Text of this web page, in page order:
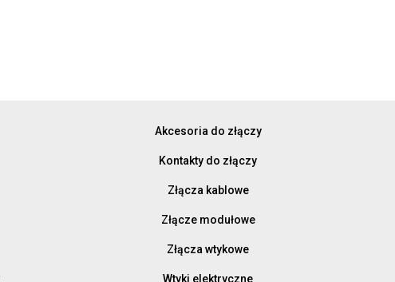
Akcesoria do złączy
Kontakty do złączy
Złącza kablowe
Złącze modułowe
Złącza wtykowe
Wtyki elektryczne